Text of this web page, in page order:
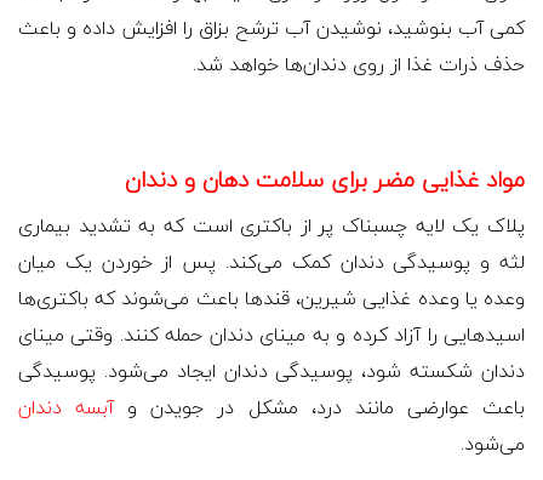
کمی آب بنوشید، نوشیدن آب ترشح بزاق را افزایش داده و باعث
حذف ذرات غذا از روی دندان‌ها خواهد شد.
مواد غذایی مضر برای سلامت دهان و دندان
پلاک یک لایه چسبناک پر از باکتری است که به تشدید بیماری
لثه و پوسیدگی دندان کمک می‌کند. پس از خوردن یک میان
وعده یا وعده غذایی شیرین، قندها باعث می‌شوند که باکتری‌ها
اسیدهایی را آزاد کرده و به مینای دندان حمله کنند. وقتی مینای
دندان شکسته شود، پوسیدگی دندان ایجاد می‌شود. پوسیدگی
باعث عوارضی مانند درد، مشکل در جویدن وآبسه دندان
می‌شود.